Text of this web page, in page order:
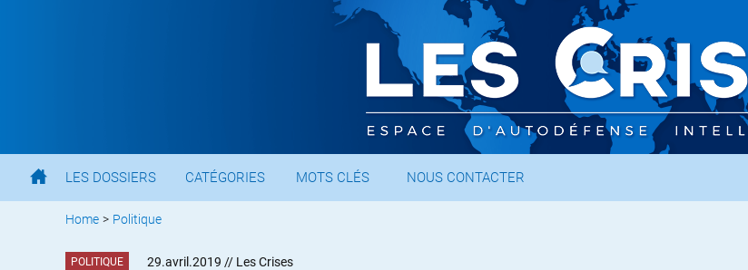
LES DOSSIERS CATÉGORIES MOTS CLÉS NOUS CONTACTER
Home > Politique
POLITIQUE 29.avril.2019 // Les Crises